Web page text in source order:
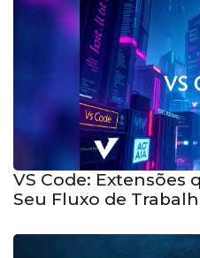
VS Code: Extensões
Seu Fluxo de